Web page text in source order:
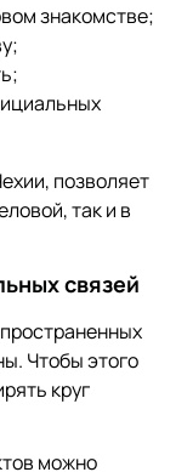
знакомстве;
позволяет
так и в
связей
Чтобы этого
круг
можно